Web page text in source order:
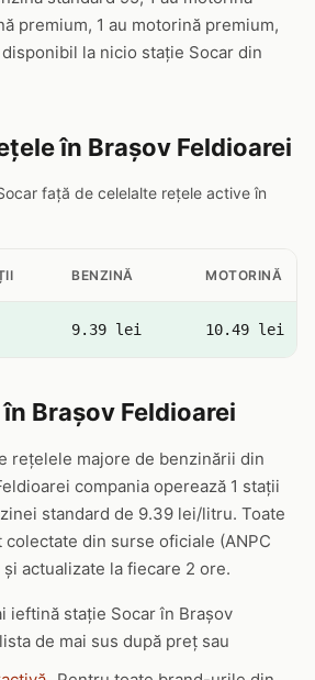
premium, 1 au motorină premium,
la nicio stație Socar din
în Brașov Feldioarei
față de celelalte rețele active în
BENZINĂ MOTORINĂ
9.39 lei 10.49 lei
Brașov Feldioarei
rețelele majore de benzinării din
compania operează 1 stații
standard de 9.39 lei/litru. Toate
din surse oficiale (ANPC
actualizate la fiecare 2 ore.
ieftină stație Socar în Brașov
de mai sus după preț sau